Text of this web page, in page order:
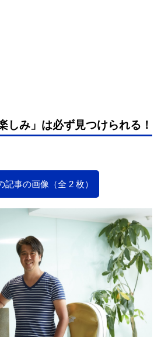
しみ」は必ず見つけられる！
記事の画像（全 2 枚）